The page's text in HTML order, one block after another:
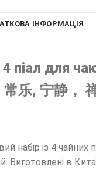
ІНФОРМАЦІЯ
4 піал для
乐, 宁静，
набір із 4
Виготовлені в